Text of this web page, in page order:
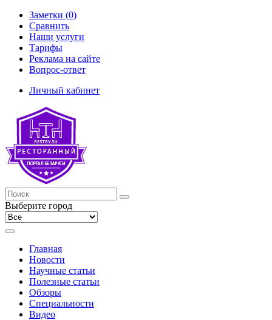
Заметки (0)
Сравнить
Наши услуги
Тарифы
Реклама на сайте
Вопрос-ответ
Личный кабинет
Выберите город
Главная
Новости
Научные статьи
Полезные статьи
Обзоры
Специальности
Видео